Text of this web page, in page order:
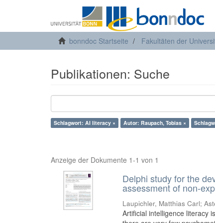
bonndoc Startseite Fakultäten der
Publikationen: Suche
Schlagwort: AI literacy × Autor: Raupach, Tobias ×
Anzeige der Dokumente 1-1 von 1
Delphi study for the
assessment of non-
Laupichler, Matthias Carl;
Artificial intelligence literacy